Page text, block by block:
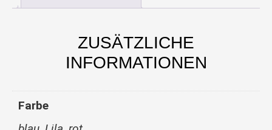
ZUSÄTZLICHE
INFORMATIONEN
Farbe